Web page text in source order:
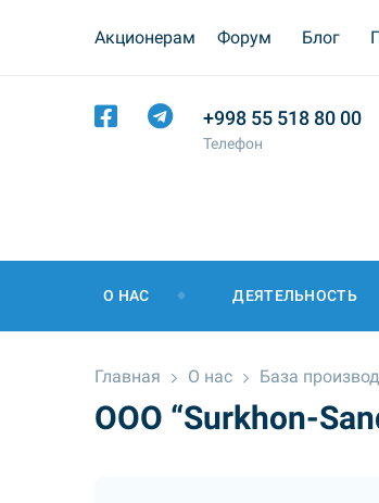
Акционерам Форум Блог
+998 55 518 80 00
Телефон
О НАС ДЕЯТЕЛЬНОСТЬ
Главная О нас База
ООО “Surkhon-